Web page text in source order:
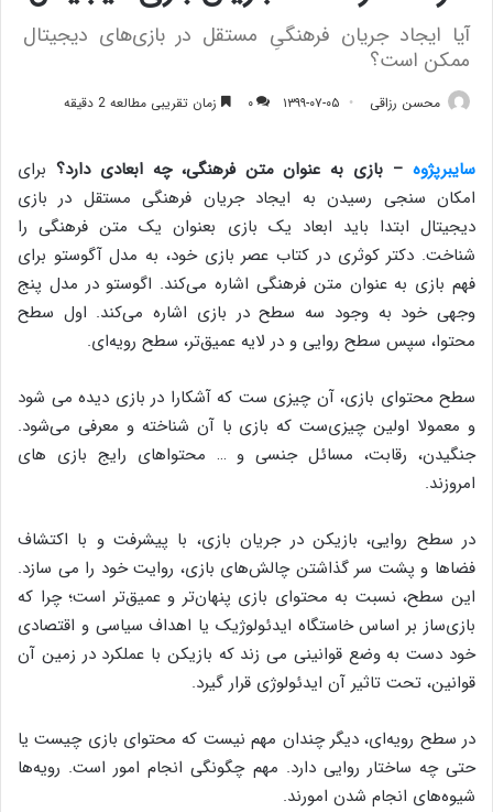
آیا ایجاد جریان فرهنگیِ مستقل در بازی‌های دیجیتال
ممکن است؟
محسن رزاقی ۱۳۹۹-۰۷-۰۵ ۰ زمان تقریبی مطالعه 2 دقیقه
سایبرپژوه – بازی به عنوان متن فرهنگی، چه ابعادی دارد؟ برای
امکان سنجی رسیدن به ایجاد جریان فرهنگی مستقل در بازی
دیجیتال ابتدا باید ابعاد یک بازی بعنوان یک متن فرهنگی را
شناخت. دکتر کوثری در کتاب عصر بازی خود، به مدل آگوستو برای
فهم بازی به عنوان متن فرهنگی اشاره می‌کند. اگوستو در مدل پنج
وجهی خود به وجود سه سطح در بازی اشاره می‌کند. اول سطح
محتوا، سپس سطح روایی و در لایه عمیق‌تر، سطح رویه‌ای.
سطح محتوای بازی، آن چیزی ست که آشکارا در بازی دیده می شود
و معمولا اولین چیزی‌ست که بازی با آن شناخته و معرفی می‌شود.
جنگیدن، رقابت، مسائل جنسی و … محتواهای رایج بازی های
امروزند.
در سطح روایی، بازیکن در جریان بازی، با پیشرفت و با اکتشاف
فضاها و پشت سر گذاشتن چالش‌های بازی، روایت خود را می سازد.
این سطح، نسبت به محتوای بازی پنهان‌تر و عمیق‌تر است؛ چرا که
بازی‌ساز بر اساس خاستگاه ایدئولوژیک یا اهداف سیاسی و اقتصادی
خود دست به وضع قوانینی می زند که بازیکن با عملکرد در زمین آن
قوانین، تحت تاثیر آن ایدئولوژی قرار گیرد.
در سطح رویه‌ای، دیگر چندان مهم نیست که محتوای بازی چیست یا
حتی چه ساختار روایی دارد. مهم چگونگی انجام امور است. رویه‌ها
شیوه‌های انجام شدن امورند.